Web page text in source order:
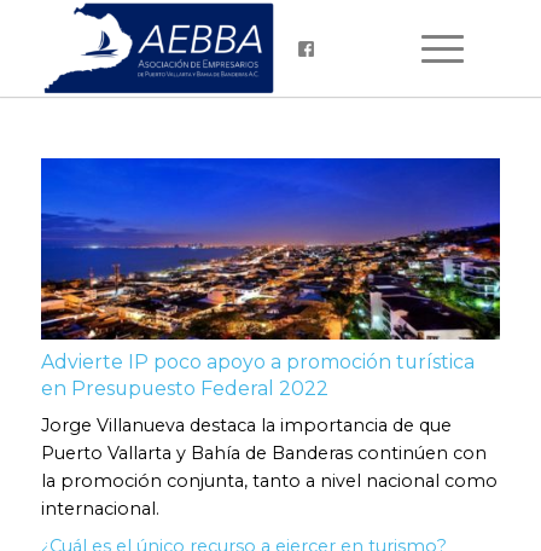
Advierte IP poco apoyo a promoción turística
en Presupuesto Federal 2022
Jorge Villanueva destaca la importancia de que
Puerto Vallarta y Bahía de Banderas continúen con
la promoción conjunta, tanto a nivel nacional como
internacional.
¿Cuál es el único recurso a ejercer en turismo?